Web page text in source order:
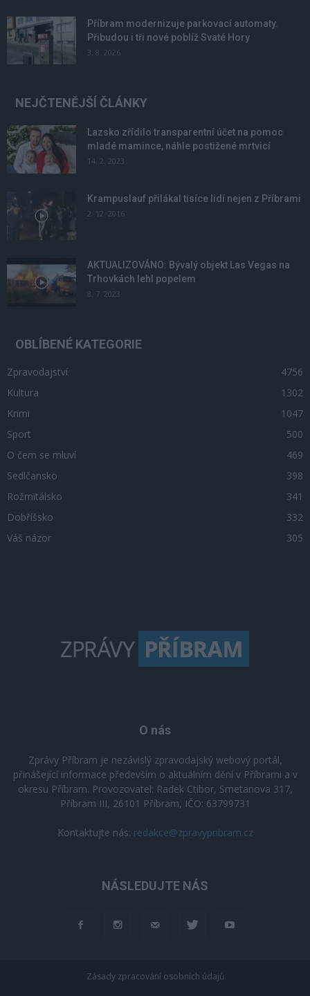
Příbram modernizuje parkovací automaty.
Přibudou i tři nové poblíž Svaté Hory
3. 8. 2026
NEJČTENĚJŠÍ ČLÁNKY
Lazsko zřídilo transparentní účet na pomoc
mladé mamince, náhle postižené mrtvicí
14. 2. 2023
Krampuslauf přilákal tisíce lidí nejen z Příbrami
2. 12. 2016
AKTUALIZOVÁNO: Bývalý objekt Las Vegas na
Trhovkách lehl popelem
8. 7. 2023
OBLÍBENÉ KATEGORIE
Zpravodajství
4756
Kultura
1302
Krimi
1047
Sport
500
O čem se mluví
469
Sedlčansko
398
Rožmitálsko
341
Dobříšsko
332
Váš názor
305
O nás
Zprávy Příbram je nezávislý zpravodajský webový portál,
přinášející informace především o aktuálním dění v Příbrami a v
okresu Příbram. Provozovatel: Radek Ctibor, Smetanova 317,
Příbram III, 26101 Příbram, IČO: 63799731
Kontaktujte nás: redakce@zpravypribram.cz
NÁSLEDUJTE NÁS
Zásady zpracování osobních údajů